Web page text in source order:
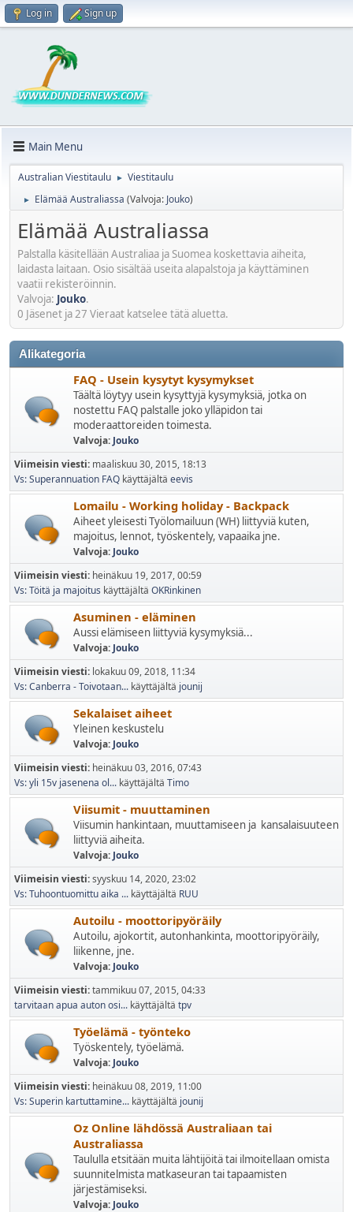
Log in Sign up
Main Menu
Australian Viestitaulu ► Viestitaulu
► Elämää Australiassa (Valvoja: Jouko)
Elämää Australiassa
Palstalla käsitellään Australiaa ja Suomea koskettavia aiheita,
laidasta laitaan. Osio sisältää useita alapalstoja ja käyttäminen
vaatii rekisteröinnin.
Valvoja: Jouko.
0 Jäsenet ja 27 Vieraat katselee tätä aluetta.
Alikategoria
FAQ - Usein kysytyt kysymykset
Täältä löytyy usein kysyttyjä kysymyksiä, jotka on
nostettu FAQ palstalle joko ylläpidon tai
moderaattoreiden toimesta.
Valvoja: Jouko
Viimeisin viesti: maaliskuu 30, 2015, 18:13
Vs: Superannuation FAQ käyttäjältä eevis
Lomailu - Working holiday - Backpack
Aiheet yleisesti Työlomailuun (WH) liittyviä kuten,
majoitus, lennot, työskentely, vapaaika jne.
Valvoja: Jouko
Viimeisin viesti: heinäkuu 19, 2017, 00:59
Vs: Töitä ja majoitus käyttäjältä OKRinkinen
Asuminen - eläminen
Aussi elämiseen liittyviä kysymyksiä...
Valvoja: Jouko
Viimeisin viesti: lokakuu 09, 2018, 11:34
Vs: Canberra - Toivotaan... käyttäjältä jounij
Sekalaiset aiheet
Yleinen keskustelu
Valvoja: Jouko
Viimeisin viesti: heinäkuu 03, 2016, 07:43
Vs: yli 15v jasenena ol... käyttäjältä Timo
Viisumit - muuttaminen
Viisumin hankintaan, muuttamiseen ja kansalaisuuteen
liittyviä aiheita.
Valvoja: Jouko
Viimeisin viesti:syyskuu 14, 2020, 23:02
Vs: Tuhoontuomittu aika ... käyttäjältä RUU
Autoilu - moottoripyöräily
Autoilu, ajokortit, autonhankinta, moottoripyöräily,
liikenne, jne.
Valvoja: Jouko
Viimeisin viesti:tammikuu 07, 2015, 04:33
tarvitaan apua auton osi... käyttäjältä tpv
Työelämä - työnteko
Työskentely, työelämä.
Valvoja: Jouko
Viimeisin viesti: heinäkuu 08, 2019, 11:00
Vs: Superin kartuttamine... käyttäjältä jounij
Oz Online lähdössä Australiaan tai
Australiassa
Taululla etsitään muita lähtijöitä tai ilmoitellaan omista
suunnitelmista matkaseuran tai tapaamisten
järjestämiseksi.
Valvoja: Jouko